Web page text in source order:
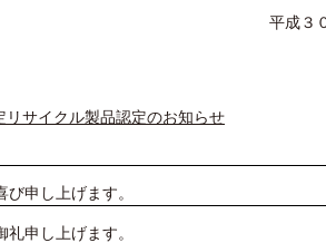
平成３
リサイクル製品認定のお知らせ
申し上げます。
申し上げます。